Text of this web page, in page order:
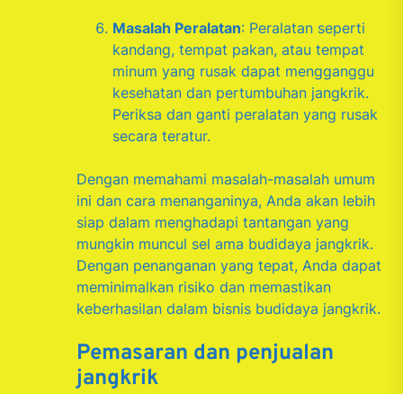
Masalah Peralatan: Peralatan seperti
kandang, tempat pakan, atau tempat
minum yang rusak dapat mengganggu
kesehatan dan pertumbuhan jangkrik.
Periksa dan ganti peralatan yang rusak
secara teratur.
Dengan memahami masalah-masalah umum
ini dan cara menanganinya, Anda akan lebih
siap dalam menghadapi tantangan yang
mungkin muncul sel ama budidaya jangkrik.
Dengan penanganan yang tepat, Anda dapat
meminimalkan risiko dan memastikan
keberhasilan dalam bisnis budidaya jangkrik.
Pemasaran dan penjualan
jangkrik